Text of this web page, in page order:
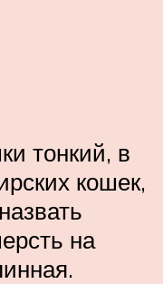
тонкий, в
кошек,
на